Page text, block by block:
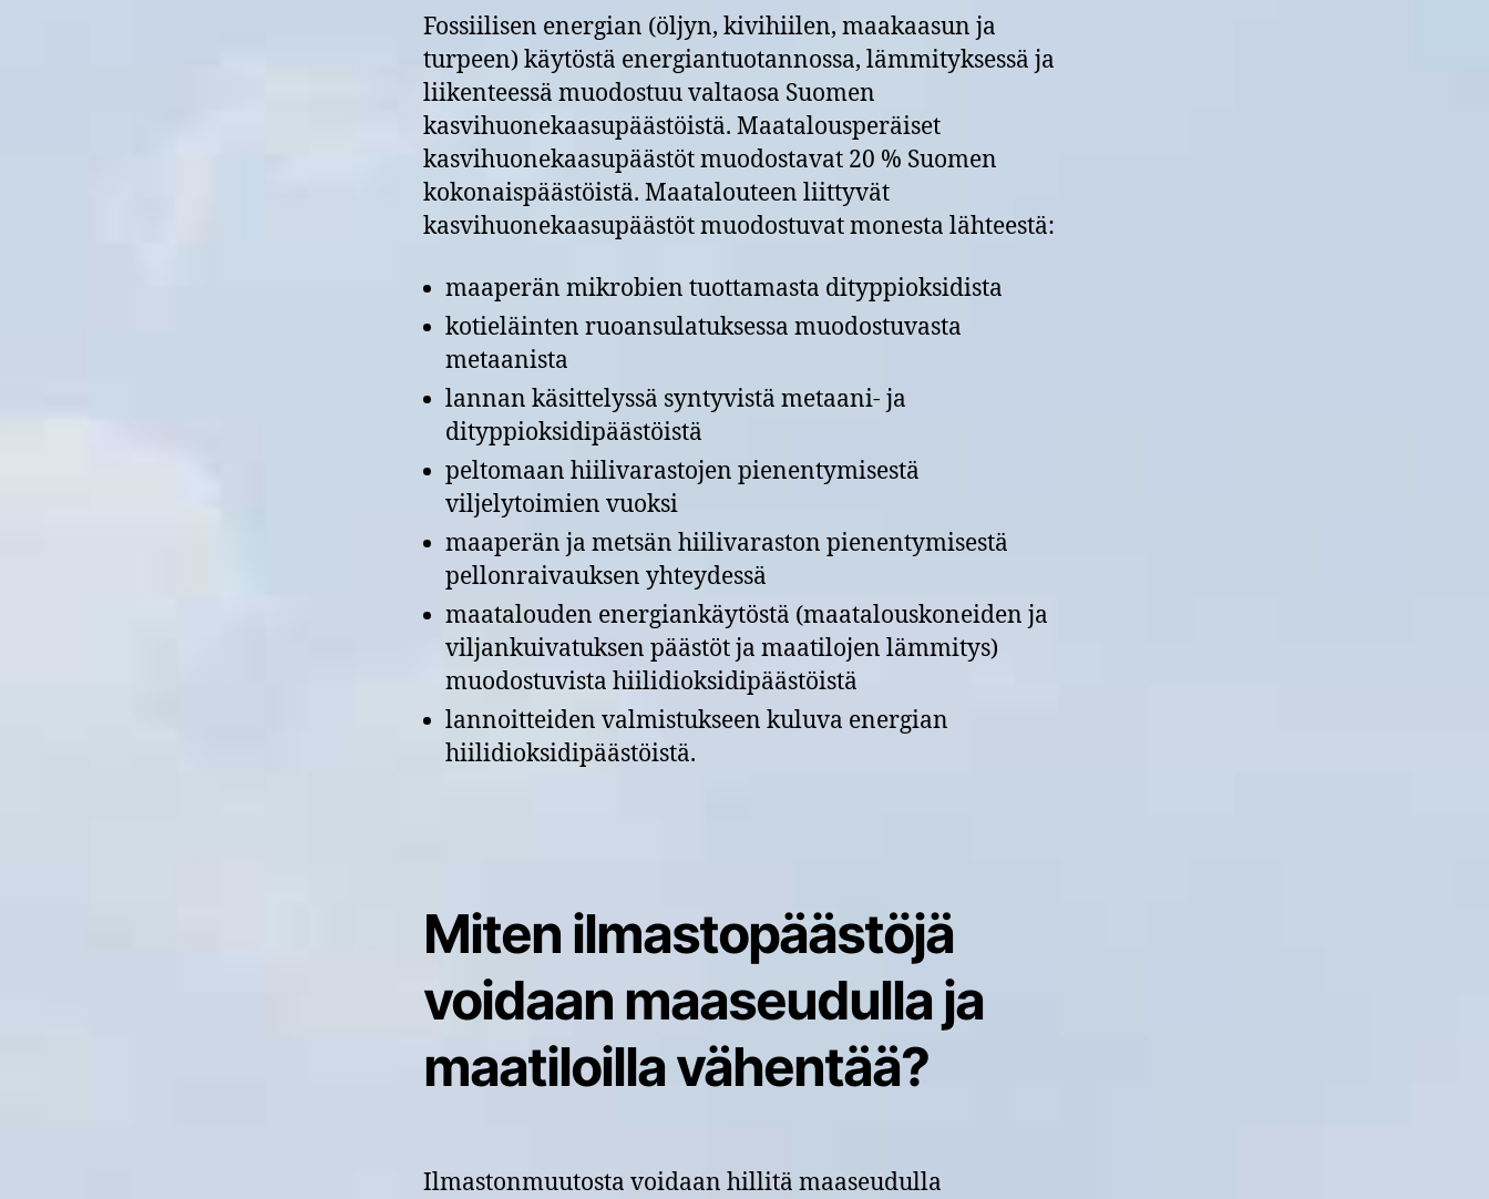
Fossiilisen energian (öljyn, kivihiilen, maakaasun ja
turpeen) käytöstä energiantuotannossa, lämmityksessä ja
liikenteessä muodostuu valtaosa Suomen
kasvihuonekaasupäästöistä. Maatalousperäiset
kasvihuonekaasupäästöt muodostavat 20 % Suomen
kokonaispäästöistä. Maatalouteen liittyvät
kasvihuonekaasupäästöt muodostuvat monesta lähteestä:
maaperän mikrobien tuottamasta dityppioksidista
kotieläinten ruoansulatuksessa muodostuvasta
metaanista
lannan käsittelyssä syntyvistä metaani- ja
dityppioksidipäästöistä
peltomaan hiilivarastojen pienentymisestä
viljelytoimien vuoksi
maaperän ja metsän hiilivaraston pienentymisestä
pellonraivauksen yhteydessä
maatalouden energiankäytöstä (maatalouskoneiden ja
viljankuivatuksen päästöt ja maatilojen lämmitys)
muodostuvista hiilidioksidipäästöistä
lannoitteiden valmistukseen kuluva energian
hiilidioksidipäästöistä.
Miten ilmastopäästöjä
voidaan maaseudulla ja
maatiloilla vähentää?
Ilmastonmuutosta voidaan hillitä maaseudulla